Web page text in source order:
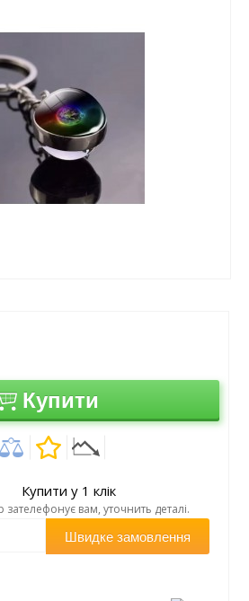
Купити
Купити у 1 клік
вам, уточнить деталі.
Швидке замовлення